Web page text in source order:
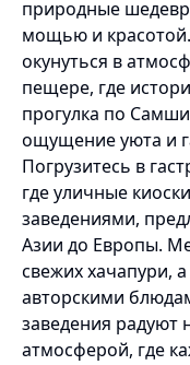
природные
мощью и
окунуться в
пещере, где
прогулка по
ощущение уюта и
Погрузитесь в
где уличные
заведениями,
Азии до Европы.
свежих хачапури,
авторскими
заведения радуют
атмосферой, где